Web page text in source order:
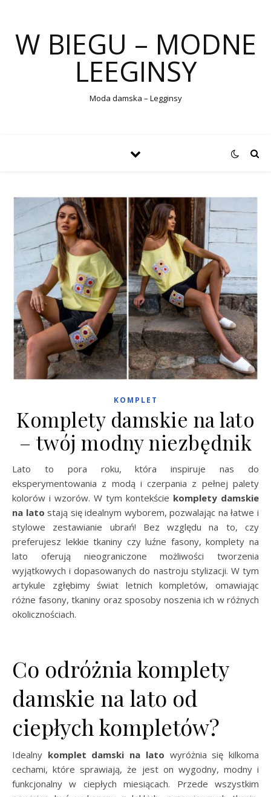
W BIEGU – MODNE
LEEGINSY
Moda damska – Legginsy
KOMPLET
Komplety damskie na lato
– twój modny niezbędnik
Lato to pora roku, która inspiruje nas do
eksperymentowania z modą i czerpania z pełnej palety
kolorów i wzorów. W tym kontekście komplety damskie
na lato stają się idealnym wyborem, pozwalając na łatwe i
stylowe zestawianie ubrań! Bez względu na to, czy
preferujesz lekkie tkaniny czy luźne fasony, komplety na
lato oferują nieograniczone możliwości tworzenia
wyjątkowych i dopasowanych do nastroju stylizacji. W tym
artykule zgłębimy świat letnich kompletów, omawiając
różne fasony, tkaniny oraz sposoby noszenia ich w różnych
okolicznościach.
Co odróżnia komplety
damskie na lato od
ciepłych kompletów?
Idealny komplet damski na lato wyróżnia się kilkoma
cechami, które sprawiają, że jest on wygodny, modny i
funkcjonalny w ciepłych miesiącach. Przede wszystkim